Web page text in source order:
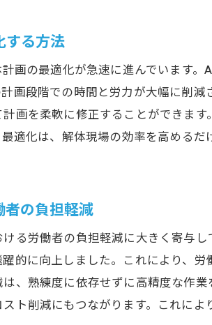
する方法
画の最適化が急速に進んでいます
画段階での時間と労力が大幅に削
画を柔軟に修正することができま
適化は、解体現場の効率を高める
者の負担軽減
る労働者の負担軽減に大きく寄与
的に向上しました。これにより、
、熟練度に依存せずに高精度な作
ト削減にもつながります。これに